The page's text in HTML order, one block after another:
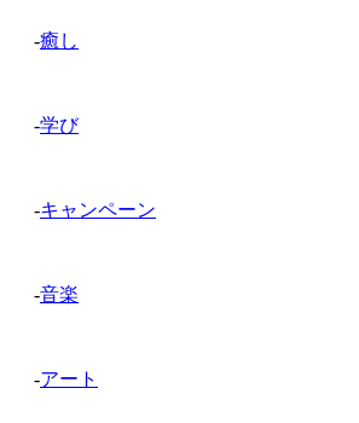
-癒し
-学び
-キャンペーン
-音楽
-アート